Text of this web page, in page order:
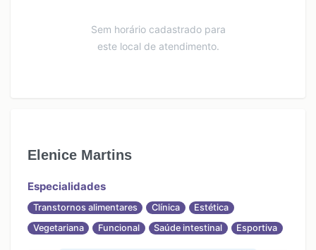
Sem horário cadastrado para
este local de atendimento.
Elenice Martins
Especialidades
Transtornos alimentares Clínica
Estética
Vegetariana
Funcional Saúde intestinal Esportiva